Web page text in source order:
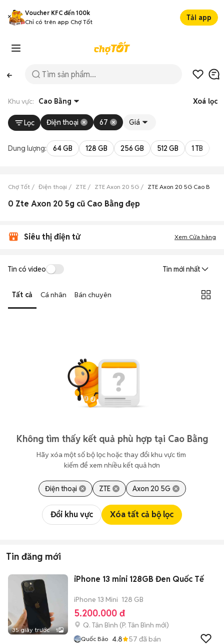
Voucher KFC đến 100k
Chỉ có trên app Chợ Tốt
Tải app
Khu vực: Cao Bằng Xoá lọc
Lọc Điện thoại 67 Giá
Dung lượng: 64 GB 128 GB 256 GB 512 GB 1 TB
Chợ Tốt Điện thoại ZTE ZTE Axon 20 5G ZTE Axon 20 5G Cao Bằng
0 Zte Axon 20 5g cũ Cao Bằng đẹp
Siêu thị điện tử Xem Cửa hàng
Tin có video Tin mới nhất
Tất cả Cá nhân Bán chuyên
Không tìm thấy kết quả phù hợp tại Cao Bằng
Hãy xóa một số bộ lọc hoặc thay đổi khu vực tìm
kiếm để xem nhiều kết quả hơn
Điện thoại ZTE Axon 20 5G
Đổi khu vực Xóa tất cả bộ lọc
Tin đăng mới
35 giây trước 1
iPhone 13 mini 128GB Đen Quốc Tế
iPhone 13 Mini 128 GB
5.200.000 đ
Q. Tân Bình (P. Tân Bình mới)
Quốc Bảo 4.8 57 đã bán